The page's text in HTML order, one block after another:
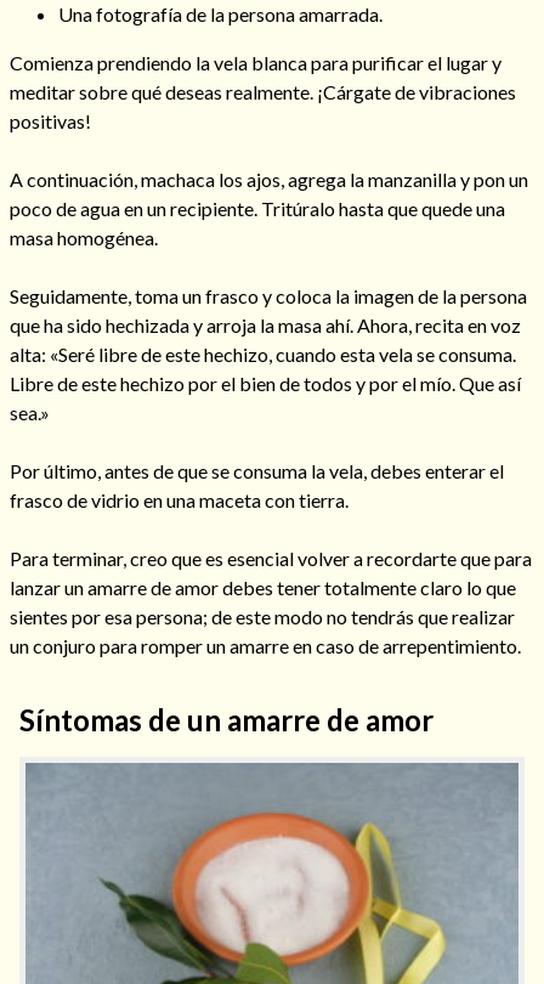
Una fotografía de la persona amarrada.
Comienza prendiendo la vela blanca para purificar el lugar y
meditar sobre qué deseas realmente. ¡Cárgate de vibraciones
positivas!
A continuación, machaca los ajos, agrega la manzanilla y pon un
poco de agua en un recipiente. Tritúralo hasta que quede una
masa homogénea.
Seguidamente, toma un frasco y coloca la imagen de la persona
que ha sido hechizada y arroja la masa ahí. Ahora, recita en voz
alta: «Seré libre de este hechizo, cuando esta vela se consuma.
Libre de este hechizo por el bien de todos y por el mío. Que así
sea.»
Por último, antes de que se consuma la vela, debes enterar el
frasco de vidrio en una maceta con tierra.
Para terminar, creo que es esencial volver a recordarte que para
lanzar un amarre de amor debes tener totalmente claro lo que
sientes por esa persona; de este modo no tendrás que realizar
un conjuro para romper un amarre en caso de arrepentimiento.
Síntomas de un amarre de amor